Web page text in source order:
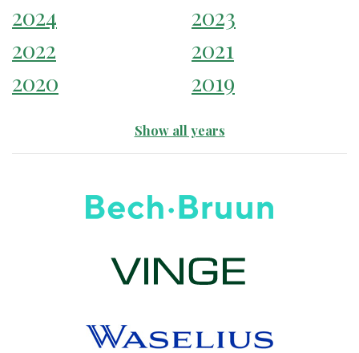
2024
2023
2022
2021
2020
2019
Show all years